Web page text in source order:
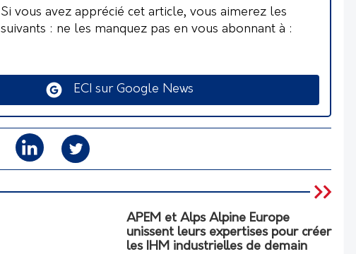
Si vous avez apprécié cet article, vous aimerez les
suivants : ne les manquez pas en vous abonnant à :
ECI sur Google News
APEM et Alps Alpine Europe
unissent leurs expertises pour créer
les IHM industrielles de demain